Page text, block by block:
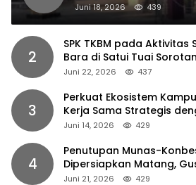
Dipaksakan
Juni 18, 2026 439
2
SPK TKBM pada Aktivitas
Bara di Satui Tuai Sorotan
Juni 22, 2026 437
3
Perkuat Ekosistem
Kerja Sama Strategis
Juni 14, 2026 429
4
Penutupan Munas-
Dipersiapkan Matang,
Juni 21, 2026 429